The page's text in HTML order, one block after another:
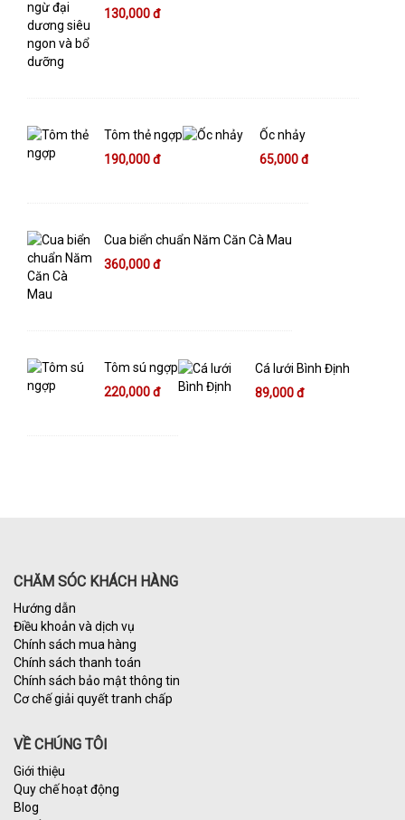
130,000 đ
Tôm thẻ ngợp
190,000 đ
Ốc nhảy
65,000 đ
Cua biển chuẩn Năm Căn Cà Mau
360,000 đ
Tôm sú ngợp
220,000 đ
Cá lưới Bình Định
89,000 đ
CHĂM SÓC KHÁCH HÀNG
Hướng dẫn
Điều khoản và dịch vụ
Chính sách mua hàng
Chính sách thanh toán
Chính sách bảo mật thông tin
Cơ chế giải quyết tranh chấp
VỀ CHÚNG TÔI
Giới thiệu
Quy chế hoạt động
Blog